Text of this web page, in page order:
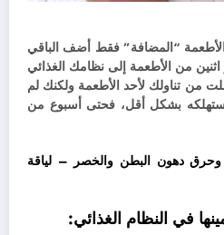
“المضافة” فقط أضف الباقي
من الأطعمة إلى نظامك الغذائي
من تناولك لأحد الأطعمة ولكنك لم
بشكل أقل، فحتى أسبوع من
وحرق دهون البطن والخصر – لياقة
في النظام الغذائي: